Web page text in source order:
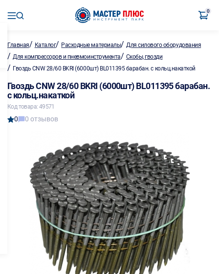
0
Главная/ Каталог/ Расходные материалы/Для силового оборудования
/ Для компрессоров и пневмоинструмента/ Скобы, гвозди
/ Гвоздь CNW 28/60 BKRI (6000шт) BL011395 барабан. с кольц.накаткой
Гвоздь CNW 28/60 BKRI (6000шт) BL011395 барабан.
с кольц.накаткой
Код товара: 49571
0 0 отзывов